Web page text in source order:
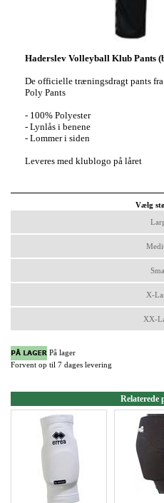
Haderslev Volleyball Klub Pants
De officielle træningsdragt pants
Poly Pants
- 100% Polyester
- Lynlås i benene
- Lommer i siden
Leveres med klublogo på låret
Vælg
X-
XX-
På lager
Forvent op til 7 dages levering
Relaterede